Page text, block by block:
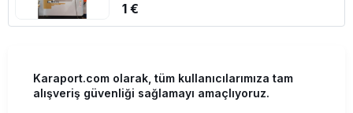
1 €
Karaport.com olarak, tüm kullanıcılarımıza tam
alışveriş güvenliği sağlamayı amaçlıyoruz.